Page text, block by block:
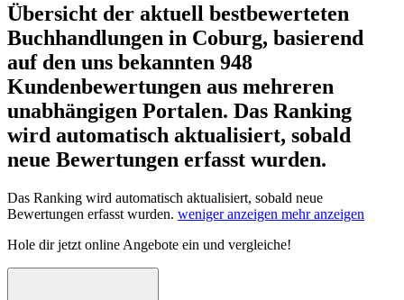
Übersicht der aktuell bestbewerteten
Buchhandlungen in Coburg, basierend
auf den uns bekannten 948
Kundenbewertungen aus mehreren
unabhängigen Portalen. Das Ranking
wird automatisch aktualisiert, sobald
neue Bewertungen erfasst wurden.
Das Ranking wird automatisch aktualisiert, sobald neue
Bewertungen erfasst wurden. weniger anzeigen mehr anzeigen
Hole dirjetzt online Angebote ein und vergleiche!